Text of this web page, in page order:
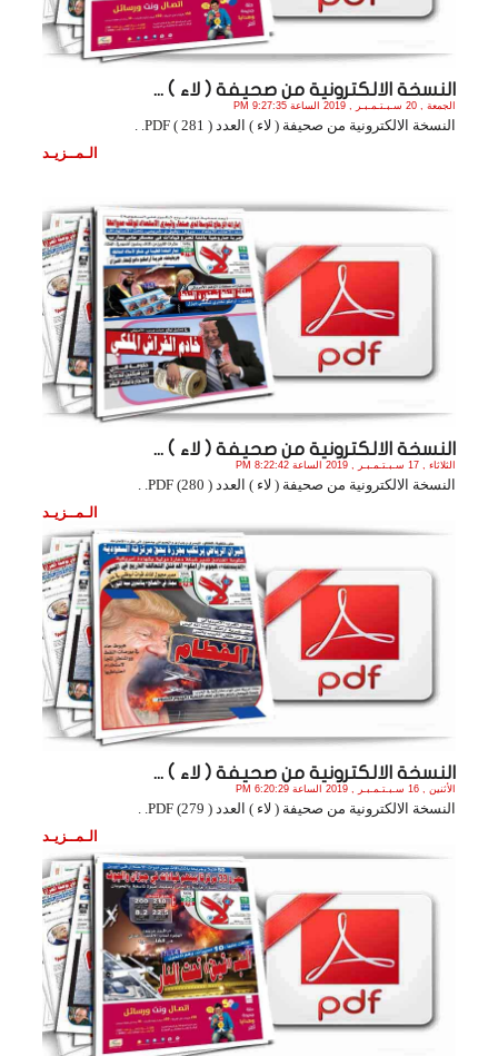
النسخة الالكترونية من صحيفة ( لاء ) ...
الجمعة , 20 سـبـتـمـبـر , 2019 الساعة 9:27:35 PM
النسخة الالكترونية من صحيفة ( لاء ) العدد ( 281 ) PDF. .
الـمــزيـد
النسخة الالكترونية من صحيفة ( لاء ) ...
الثلاثاء , 17 سـبـتـمـبـر , 2019 الساعة 8:22:42 PM
النسخة الالكترونية من صحيفة ( لاء ) العدد ( 280) PDF. .
الـمــزيـد
النسخة الالكترونية من صحيفة ( لاء ) ...
الأثنين , 16 سـبـتـمـبـر , 2019 الساعة 6:20:29 PM
النسخة الالكترونية من صحيفة ( لاء ) العدد ( 279) PDF. .
الـمــزيـد